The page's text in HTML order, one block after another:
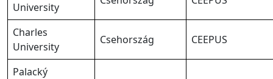
University
Charles
University
Csehország CEEPUS
Palacký